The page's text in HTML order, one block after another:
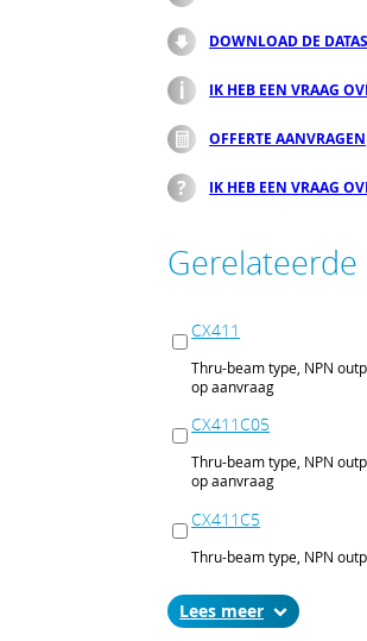
DOWNLOAD DE
IK HEB EEN VRAAG
OFFERTE AANVRAGEN
IK HEB EEN VRAAG
CX411
Thru-beam type, NPN
op aanvraag
CX411C05
Thru-beam type, NPN
op aanvraag
CX411C5
Thru-beam type, NPN
CX411J
Lees